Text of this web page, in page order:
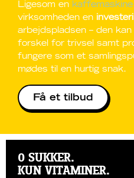
Ligesom en kaffemaskine
virksomheden en
arbejdspladsen – den
forskel for trivsel samt
fungere som et
mødes til en hurtig snak.
Få et tilbud
0 SUKKER.
KUN VITAMINER.